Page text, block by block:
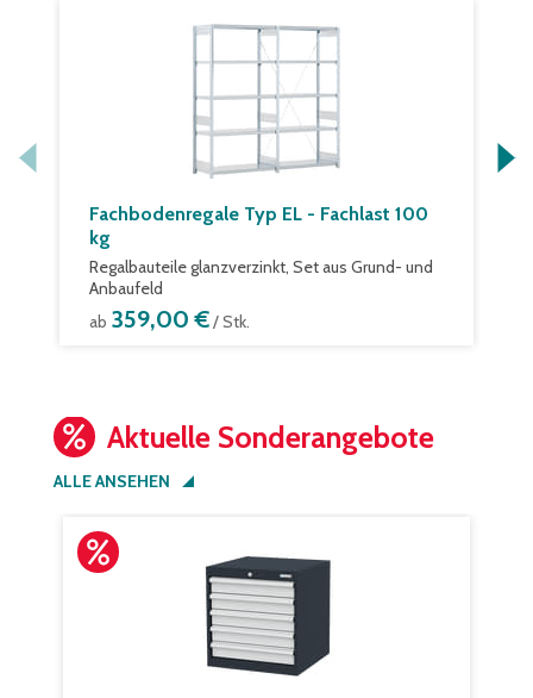
Fachbodenregale Typ EL - Fachlast 100
kg
Regalbauteile glanzverzinkt, Set aus Grund- und
Anbaufeld
ab 359,00 €/ Stk.
Aktuelle Sonderangebote
ALLE ANSEHEN